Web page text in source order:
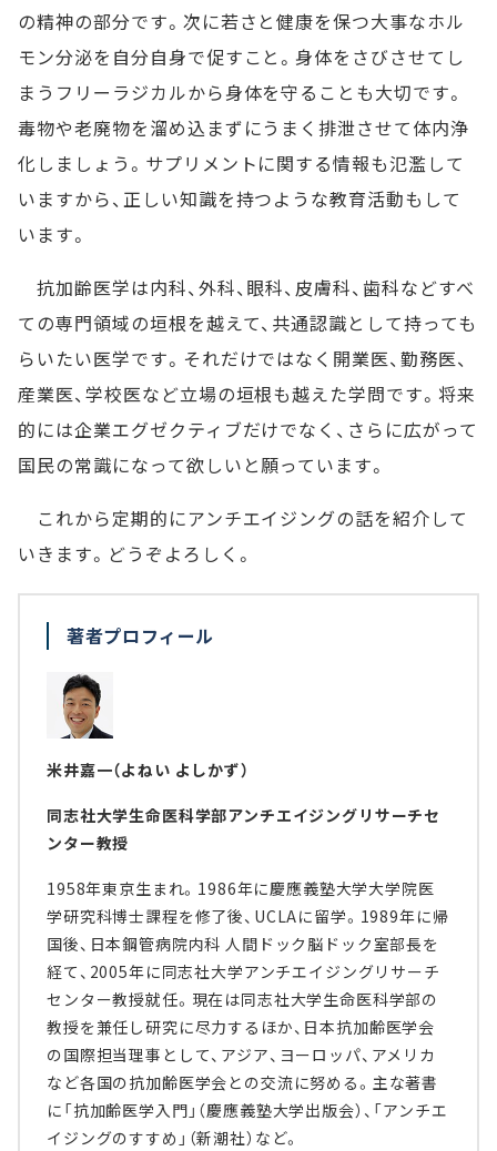
の精神の部分です。次に若さと健康を保つ大事なホル
モン分泌を自分自身で促すこと。身体をさびさせてし
まうフリーラジカルから身体を守ることも大切です。
毒物や老廃物を溜め込まずにうまく排泄させて体内浄
化しましょう。サプリメントに関する情報も氾濫して
いますから、正しい知識を持つような教育活動もして
います。
抗加齢医学は内科、外科、眼科、皮膚科、歯科などすべ
ての専門領域の垣根を越えて、共通認識として持っても
らいたい医学です。それだけではなく開業医、勤務医、
産業医、学校医など立場の垣根も越えた学問です。将来
的には企業エグゼクティブだけでなく、さらに広がって
国民の常識になって欲しいと願っています。
これから定期的にアンチエイジングの話を紹介して
いきます。どうぞよろしく。
著者プロフィール
米井嘉一（よねい よしかず）
同志社大学生命医科学部アンチエイジングリサーチセ
ンター教授
1958年東京生まれ。1986年に慶應義塾大学大学院医
学研究科博士課程を修了後、UCLAに留学。1989年に帰
国後、日本鋼管病院内科 人間ドック脳ドック室部長を
経て、2005年に同志社大学アンチエイジングリサーチ
センター教授就任。現在は同志社大学生命医科学部の
教授を兼任し研究に尽力するほか、日本抗加齢医学会
の国際担当理事として、アジア、ヨーロッパ、アメリカ
など各国の抗加齢医学会との交流に努める。主な著書
に「抗加齢医学入門」（慶應義塾大学出版会）、「アンチエ
イジングのすすめ」（新潮社）など。